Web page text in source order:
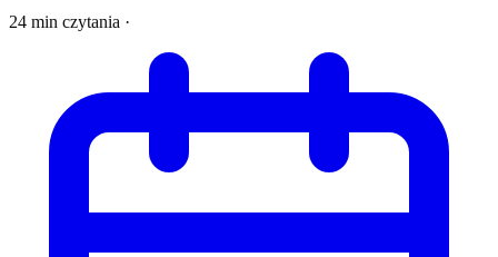
24 min czytania ·